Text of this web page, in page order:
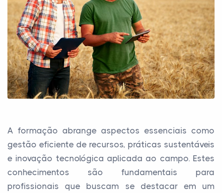
A formação abrange aspectos essenciais como
gestão eficiente de recursos, práticas sustentáveis
e inovação tecnológica aplicada ao campo. Estes
conhecimentos são fundamentais para
profissionais que buscam se destacar em um